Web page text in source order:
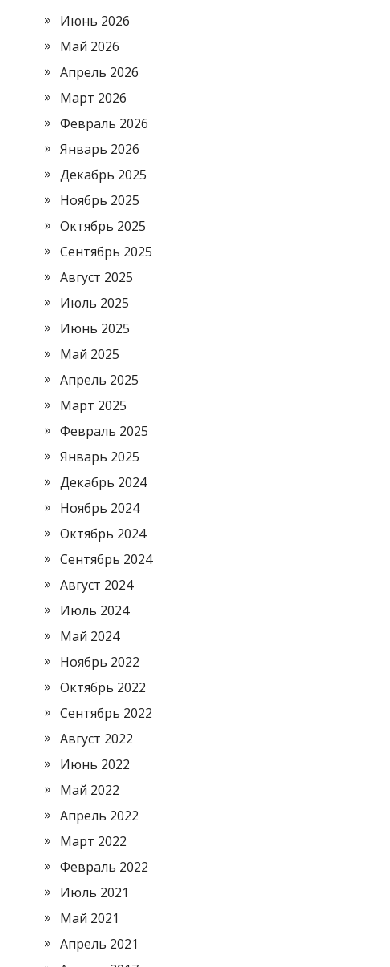
Июнь 2026
Май 2026
Апрель 2026
Март 2026
Февраль 2026
Январь 2026
Декабрь 2025
Ноябрь 2025
Октябрь 2025
Сентябрь 2025
Август 2025
Июль 2025
Июнь 2025
Май 2025
Апрель 2025
Март 2025
Февраль 2025
Январь 2025
Декабрь 2024
Ноябрь 2024
Октябрь 2024
Сентябрь 2024
Август 2024
Июль 2024
Май 2024
Ноябрь 2022
Октябрь 2022
Сентябрь 2022
Август 2022
Июнь 2022
Май 2022
Апрель 2022
Март 2022
Февраль 2022
Июль 2021
Май 2021
Апрель 2021